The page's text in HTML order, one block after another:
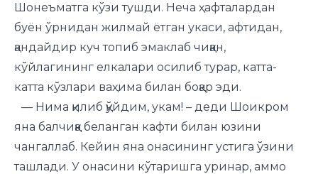
Шонеъматга кўзи тушди. Неча ҳафталардан
буён ўрнидан жилмай ётган укаси, афтидан,
қандайдир куч топиб эмаклаб чиққан,
кўйлагининг елкалари осилиб турар, катта-
катта кўзлари ваҳима билан боқар эди.
— Нима қилиб қўйдим, укам! – деди Шоикром
яна балчиққа беланган кафти билан юзини
чангаллаб. Кейин яна онасининг устига ўзини
ташлади. У онасини кўтаришга уринар, аммо